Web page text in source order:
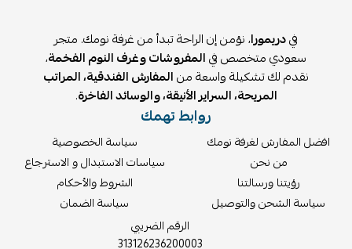
فيدريمورا، نؤمن إن الراحة تبدأ من غرفة نومك. متجر
سعودي متخصص فيالمفروشات وغرف النوم الفخمة،
نقدم لك تشكيلة واسعة منالمفارش الفندقية، المراتب
المريحة، السراير الأنيقة، والوسائد الفاخرة.
روابط تهمك
افضل المفارش لغرفة نومك
من نحن
رؤيتنا ورسالتنا
سياسة الشحن والتوصيل
سياسة الخصوصية
سياسات الاستبدال و الاسترجاع
الشروط والأحكام
سياسة الضمان
الرقم الضريبي
313126236200003